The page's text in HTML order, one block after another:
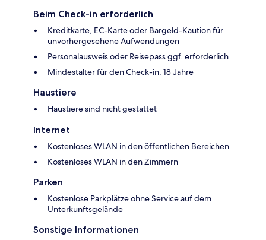
Beim Check-in erforderlich
Kreditkarte, EC-Karte oder Bargeld-Kaution für
unvorhergesehene Aufwendungen
Personalausweis oder Reisepass ggf. erforderlich
Mindestalter für den Check-in: 18 Jahre
Haustiere
Haustiere sind nicht gestattet
Internet
Kostenloses WLAN in den öffentlichen Bereichen
Kostenloses WLAN in den Zimmern
Parken
Kostenlose Parkplätze ohne Service auf dem
Unterkunftsgelände
Sonstige Informationen